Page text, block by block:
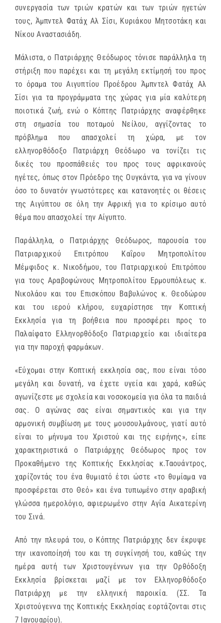
συνεργασία των τριών κρατών και των τριών ηγετών
τους, Άμπντελ Φατάχ Αλ Σίσι, Κυριάκου Μητσοτάκη και
Νίκου Αναστασιάδη.
Μάλιστα, ο Πατριάρχης Θεόδωρος τόνισε παράλληλα τη
στήριξη που παρέχει και τη μεγάλη εκτίμησή του προς
το όραμα του Αιγυπτίου Προέδρου Άμπντελ Φατάχ Αλ
Σίσι για τα προγράμματα της χώρας για μία καλύτερη
ποιοτικά ζωή, ενώ ο Κόπτης Πατριάρχης αναφέρθηκε
στη σημασία του ποταμού Νείλου, αγγίζοντας το
πρόβλημα που απασχολεί τη χώρα, με τον
ελληνορθόδοξο Πατριάρχη Θεόδωρο να τονίζει τις
δικές του προσπάθειές του προς τους αφρικανούς
ηγέτες, όπως στον Πρόεδρο της Ουγκάντα, για να γίνουν
όσο το δυνατόν γνωστότερες και κατανοητές οι θέσεις
της Αιγύπτου σε όλη την Αφρική για το κρίσιμο αυτό
θέμα που απασχολεί την Αίγυπτο.
Παράλληλα, ο Πατριάρχης Θεόδωρος, παρουσία του
Πατριαρχικού Επιτρόπου Καΐρου Μητροπολίτου
Μέμφιδος κ. Νικοδήμου, του Πατριαρχικού Επιτρόπου
για τους Αραβοφώνους Μητροπολίτου Ερμουπόλεως κ.
Νικολάου και του Επισκόπου Βαβυλώνος κ. Θεοδώρου
και του ιερού κλήρου, ευχαρίστησε την Κοπτική
Εκκλησία για τη βοήθεια που προσφέρει προς το
Παλαίφατο Ελληνορθόδοξο Πατριαρχείο και ιδιαίτερα
για την παροχή φαρμάκων.
«Εύχομαι στην Κοπτική εκκλησία σας, που είναι τόσο
μεγάλη και δυνατή, να έχετε υγεία και χαρά, καθώς
αγωνίζεστε με σχολεία και νοσοκομεία για όλα τα παιδιά
σας. Ο αγώνας σας είναι σημαντικός και για την
αρμονική συμβίωση με τους μουσουλμάνους, γιατί αυτό
είναι το μήνυμα του Χριστού και της ειρήνης», είπε
χαρακτηριστικά ο Πατριάρχης Θεόδωρος προς τον
Προκαθήμενο της Κοπτικής Εκκλησίας κ.Ταουάντρος,
χαρίζοντάς του ένα θυμιατό έτσι ώστε «το θυμίαμα να
προσφέρεται στο Θεό» και ένα τυπωμένο στην αραβική
γλώσσα ημερολόγιο, αφιερωμένο στην Αγία Αικατερίνη
του Σινά.
Από την πλευρά του, ο Κόπτης Πατριάρχης δεν έκρυψε
την ικανοποίησή του και τη συγκίνησή του, καθώς την
ημέρα αυτή των Χριστουγέννων για την Ορθόδοξη
Εκκλησία βρίσκεται μαζί με τον Ελληνορθόδοξο
Πατριάρχη με την ελληνική παροικία. (ΣΣ. Τα
Χριστούγεννα της Κοπτικής Εκκλησίας εορτάζονται στις
7 Ιανουαρίου).